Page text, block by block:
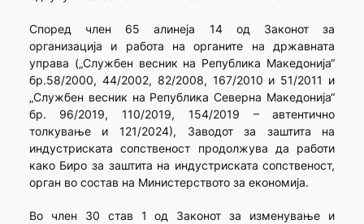
Според член 65 алинеја 14 од Законот за
организација и работа на органите на државната
управа („Службен весник на Република Македонија“
бр.58/2000, 44/2002, 82/2008, 167/2010 и 51/2011 и
„Службен весник на Република Северна Македонија“
бр. 96/2019, 110/2019, 154/2019 – автентично
толкување и 121/2024), Заводот за заштита на
индустриската сопственост продолжува да работи
како Биро за заштита на индустриската сопственост,
орган во состав на Министерството за економија.
Во член 30 став 1 од Законот за изменување и